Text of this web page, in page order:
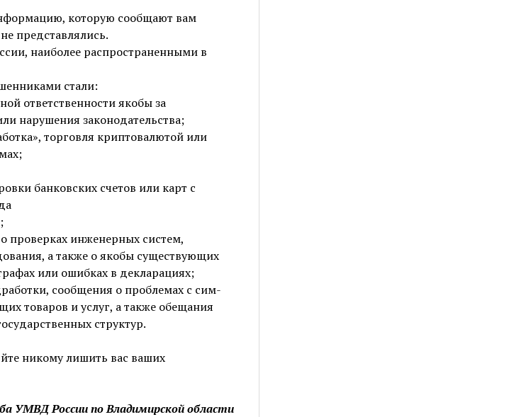
которую сообщают вам
представлялись.
наиболее распространенными в
стали:
ответственности якобы за
нарушения законодательства;
торговля криптовалютой или
банковских счетов или карт с
инженерных систем,
а также о якобы существующих
или ошибках в декларациях;
сообщения о проблемах с сим-
товаров и услуг, а также обещания
структур.
никому лишить вас ваших
УМВД России по Владимирской области